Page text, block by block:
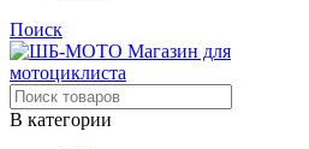
Поиск
В категории